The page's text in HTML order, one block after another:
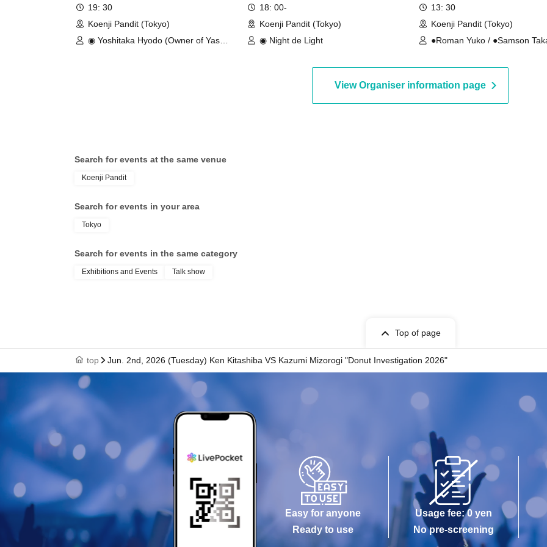
sued by my son"
19: 30
Koenji Pandit (Tokyo)
◉ Yoshitaka Hyodo (Owner of Yashio
18: 00-
Koenji Pandit (Tokyo)
◉ Night de Light
13: 30
Koenji Pandit (Tokyo)
●Roman Yuko / ●Samson
View Organiser information page
Search for events at the same venue
Koenji Pandit
Search for events in your area
Tokyo
Search for events in the same category
Exhibitions and Events Talk show
Top of page
top Jun. 2nd, 2026 (Tuesday) Ken Kitashiba VS Kazumi Mizorogi "Donut Investigation 2026"
Easy for anyone
Ready to use
Usage fee: 0 yen
No pre-screening